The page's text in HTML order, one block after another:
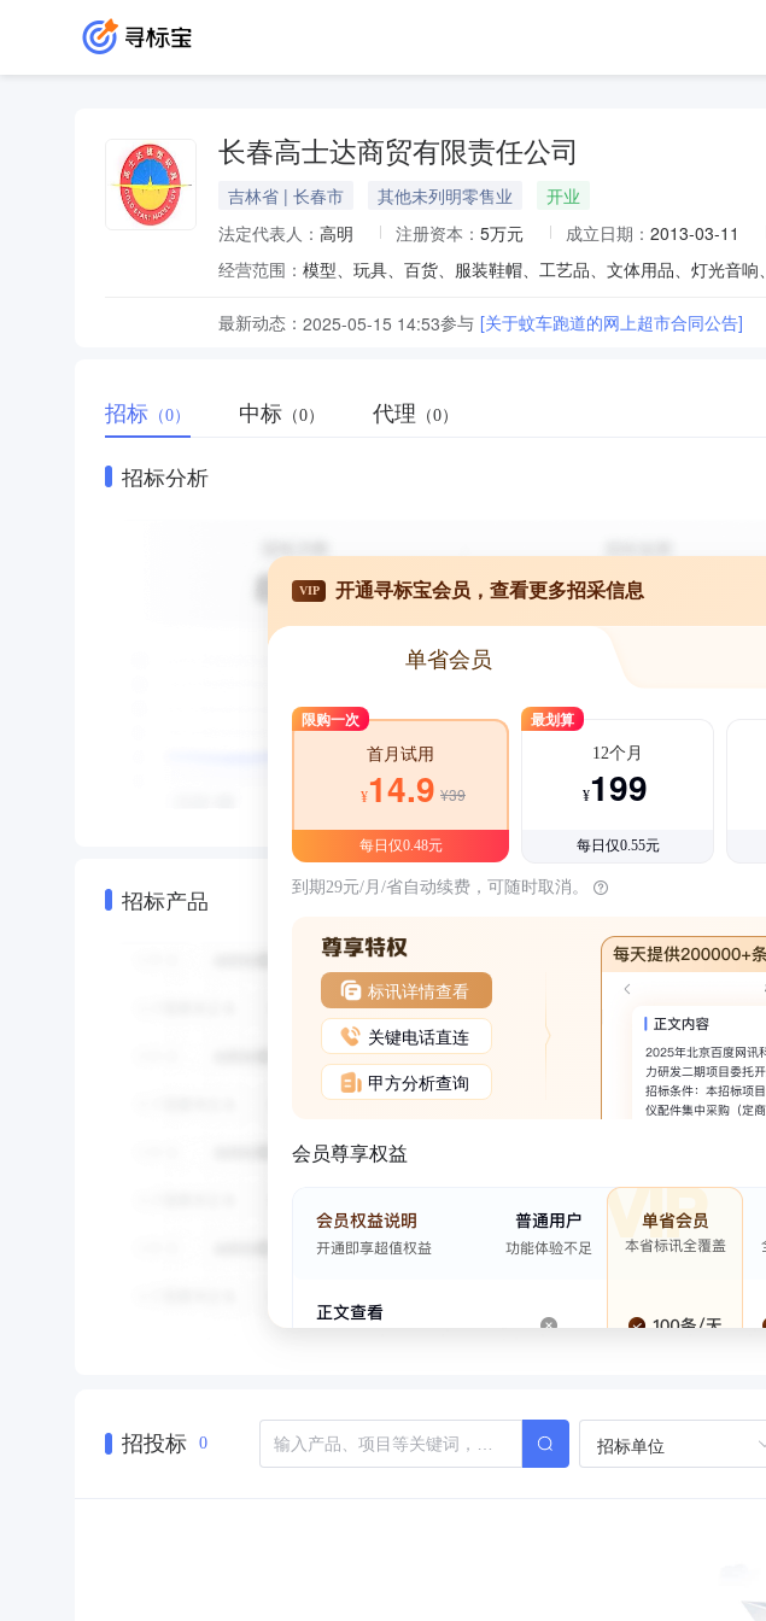
长春高士达商贸有限责任公司
吉林省 | 长春市 其他未列明零售业
开业
法定代表人： 高明 注册资本： 5万元 成立日期： 2013-03-11
经营范围：
最新动态： 2025-05-15 14:53参与 [关于蚊车跑道的网上超市合同公告]
招标 （0） 中标 （0） 代理 （0）
招标分析
招标产品
VIP 开通寻标宝会员，查看更多招采信息
单省会员
限购一次
首月试用
¥14.9 ¥39
每日仅0.48元
最划算
12个月
¥199
每日仅0.55元
到期29元/月/省自动续费，可随时取消。
标讯详情查看
关键电话直连
甲方分析查询
会员尊享权益
招投标 0 招标单位